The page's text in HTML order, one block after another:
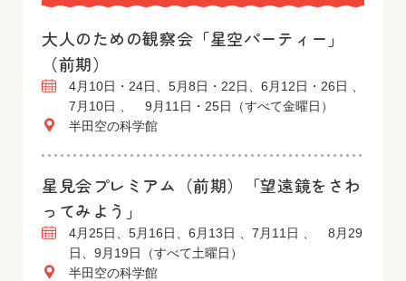
大人のための観察会「星空パーティー」
（前期）
4月10日・24日、5月8日・22日、6月12日・26日 、
7月10日 、 9月11日・25日（すべて金曜日）
半田空の科学館
星見会プレミアム（前期）「望遠鏡をさわ
ってみよう」
4月25日、5月16日、6月13日 、7月11日 、 8月29
日、9月19日（すべて土曜日）
半田空の科学館